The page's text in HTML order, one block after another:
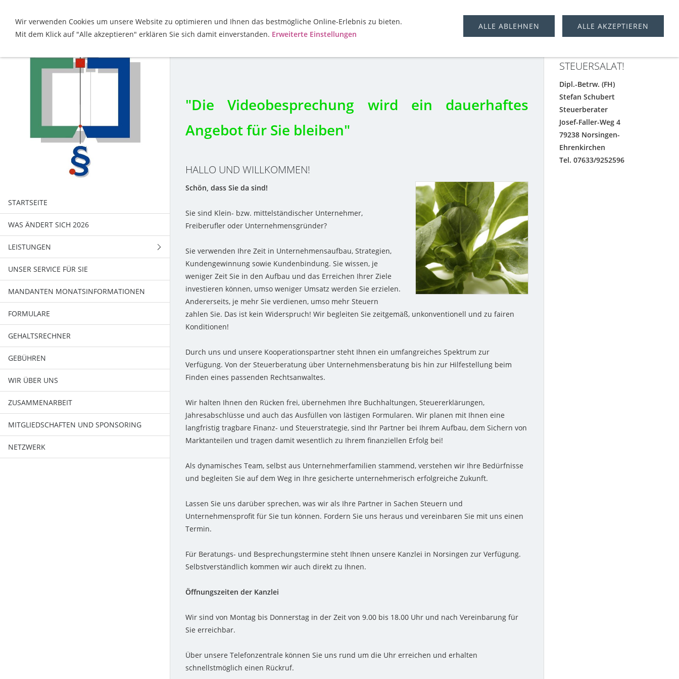
STARTSEITE
WAS ÄNDERT SICH 2026
LEISTUNGEN
STEUERBERATUNG
STEUERERKLÄRUNG
JAHRESABSCHLUSS
BUCHFÜHRUNG
UNSER SERVICE FÜR SIE
MANDANTEN MONATSINFORMATIONEN
FORMULARE
GEHALTSRECHNER
GEBÜHREN
WIR ÜBER UNS
ZUSAMMENARBEIT
MITGLIEDSCHAFTEN UND SPONSORING
NETZWERK
Steuerbüro Schubert
"Die Videobesprechung wird ein dauerhaftes
Angebot für Sie bleiben"
HALLO UND WILLKOMMEN!
Schön, dass Sie da sind!
Sie sind Klein- bzw. mittelständischer Unternehmer,
Freiberufler oder Unternehmensgründer?
Sie verwenden Ihre Zeit in Unternehmensaufbau, Strategien,
Kundengewinnung sowie Kundenbindung. Sie wissen, je
weniger Zeit Sie in den Aufbau und das Erreichen Ihrer Ziele
investieren können, umso weniger Umsatz werden Sie erzielen.
Andererseits, je mehr Sie verdienen, umso mehr Steuern
zahlen Sie. Das ist kein Widerspruch! Wir begleiten Sie zeitgemäß, unkonventionell und zu fairen
Konditionen!
Durch uns und unsere Kooperationspartner steht Ihnen ein umfangreiches Spektrum zur
Verfügung. Von der Steuerberatung über Unternehmensberatung bis hin zur Hilfestellung beim
Finden eines passenden Rechtsanwaltes.
Wir halten Ihnen den Rücken frei, übernehmen Ihre Buchhaltungen, Steuererklärungen,
Jahresabschlüsse und auch das Ausfüllen von lästigen Formularen. Wir planen mit Ihnen eine
langfristig tragbare Finanz- und Steuerstrategie, sind Ihr Partner bei Ihrem Aufbau, dem Sichern von
Marktanteilen und tragen damit wesentlich zu Ihrem finanziellen Erfolg bei!
Als dynamisches Team, selbst aus Unternehmerfamilien stammend, verstehen wir Ihre Bedürfnisse
und begleiten Sie auf dem Weg in Ihre gesicherte unternehmerisch erfolgreiche Zukunft.
Lassen Sie uns darüber sprechen, was wir als Ihre Partner in Sachen Steuern und
Unternehmensprofit für Sie tun können. Fordern Sie uns heraus und vereinbaren Sie mit uns einen
Termin.
Für Beratungs- und Besprechungstermine steht Ihnen unsere Kanzlei in Norsingen zur Verfügung.
Selbstverständlich kommen wir auch direkt zu Ihnen.
Öffnungszeiten der Kanzlei
Wir sind von Montag bis Donnerstag in der Zeit von 9.00 bis 18.00 Uhr und nach Vereinbarung für
Sie erreichbar.
Über unsere Telefonzentrale können Sie uns rund um die Uhr erreichen und erhalten
schnellstmöglich einen Rückruf.
BEHALTEN SIE DEN
STEUERSALAT!
Dipl.-Betrw. (FH)
Stefan Schubert
Steuerberater
Josef-Faller-Weg 4
79238 Norsingen-
Ehrenkirchen
Tel. 07633/9252596
Wir verwenden Cookies um unsere Website zu optimieren und Ihnen das bestmögliche Online-Erlebnis zu bieten.
Mit dem Klick auf "Alle akzeptieren" erklären Sie sich damit einverstanden. Erweiterte Einstellungen
ALLE AKZEPTIEREN
ALLE ABLEHNEN